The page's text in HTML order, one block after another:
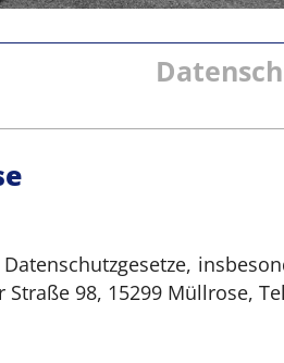
98, 15299 Müllrose,